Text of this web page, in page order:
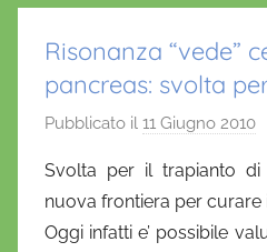
Risonanza “vede”
pancreas: svolta
Pubblicato il 11 Giugno 2010
D
a
n
Svolta per il trapianto di
nuova frontiera per curare
Oggi infatti e’ possibile